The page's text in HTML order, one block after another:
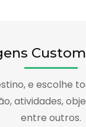
e escolhe
atividades,
entre outros.